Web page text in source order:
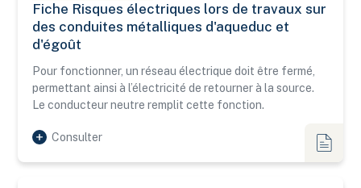
Fiche Risques électriques lors de travaux sur des
Fiche Risques électriques lors de travaux sur
des conduites métalliques d'aqueduc et
d'égoût
Pour fonctionner, un réseau électrique doit être fermé,
permettant ainsi à l’électricité de retourner à la source.
Le conducteur neutre remplit cette fonction.
Consulter
Fiches